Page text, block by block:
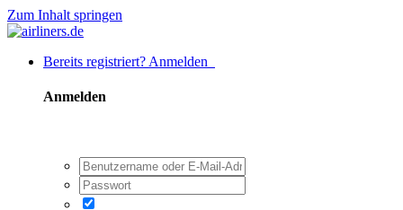
Zum Inhalt springen
Bereits registriert? Anmelden
Anmelden